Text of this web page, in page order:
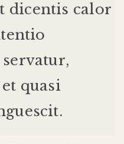
dicentis calor
servatur,
et quasi
.